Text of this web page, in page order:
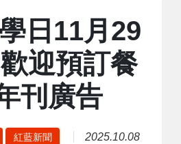
日11月29
迎預訂餐
刊廣告
紅藍新聞 2025.10.08